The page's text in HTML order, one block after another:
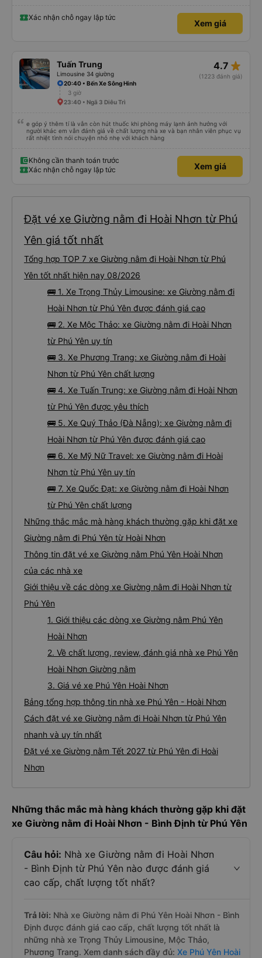
Xác nhận chỗ ngay lập tức
Xem giá
Tuấn Trung
Limousine 34 giường
4.7 star_rate
(1223 đánh giá)
20:40 • Bến Xe Sông Hinh
3 giờ
23:40 • Ngã 3 Diêu Trì
e góp ý thêm tí là vẫn còn hút thuốc khi phòng máy lạnh ảnh hưởng với
người khác em vẫn đánh giá về chất lượng nhà xe và bạn nhân viên phục vụ
rất nhiệt tình nói chuyện nhỏ nhẹ với khách hàng
Không cần thanh toán trước
Xác nhận chỗ ngay lập tức
Xem giá
Đặt vé xe Giường nằm đi Hoài Nhơn từ Phú
Yên giá tốt nhất
Tổng hợp TOP 7 xe Giường nằm đi Hoài Nhơn từ Phú
Yên tốt nhất hiện nay 08/2026
🚌 1. Xe Trọng Thủy Limousine: xe Giường nằm đi
Hoài Nhơn từ Phú Yên được đánh giá cao
🚌 2. Xe Mộc Thảo: xe Giường nằm đi Hoài Nhơn
từ Phú Yên uy tín
🚌 3. Xe Phương Trang: xe Giường nằm đi Hoài
Nhơn từ Phú Yên chất lượng
🚌 4. Xe Tuấn Trung: xe Giường nằm đi Hoài Nhơn
từ Phú Yên được yêu thích
🚌 5. Xe Quý Thảo (Đà Nẵng): xe Giường nằm đi
Hoài Nhơn từ Phú Yên được đánh giá cao
🚌 6. Xe Mỹ Nữ Travel: xe Giường nằm đi Hoài
Nhơn từ Phú Yên uy tín
🚌 7. Xe Quốc Đạt: xe Giường nằm đi Hoài Nhơn
từ Phú Yên chất lượng
Những thắc mắc mà hàng khách thường gặp khi đặt xe
Giường nằm đi Phú Yên từ Hoài Nhơn
Thông tin đặt vé xe Giường nằm Phú Yên Hoài Nhơn
của các nhà xe
Giới thiệu về các dòng xe Giường nằm đi Hoài Nhơn từ
Phú Yên
1. Giới thiệu các dòng xe Giường nằm Phú Yên
Hoài Nhơn
2. Về chất lượng, review, đánh giá nhà xe Phú Yên
Hoài Nhơn Giường nằm
3. Giá vé xe Phú Yên Hoài Nhơn
Bảng tổng hợp thông tin nhà xe Phú Yên - Hoài Nhơn
Cách đặt vé xe Giường nằm đi Hoài Nhơn từ Phú Yên
nhanh và uy tín nhất
Đặt vé xe Giường nằm Tết 2027 từ Phú Yên đi Hoài
Nhơn
Những thắc mắc mà hàng khách thường gặp khi đặt
xe Giường nằm đi Hoài Nhơn - Bình Định từ Phú Yên
Câu hỏi: Nhà xe Giường nằm đi Hoài Nhơn
- Bình Định từ Phú Yên nào được đánh giá
cao cấp, chất lượng tốt nhất?
Trả lời: Nhà xe Giường nằm đi Phú Yên Hoài Nhơn - Bình
Định được đánh giá cao cấp, chất lượng tốt nhất là
những nhà xe Trọng Thủy Limousine, Mộc Thảo,
Phương Trang. Xem danh sách đầy đủ: Xe Phú Yên Hoài